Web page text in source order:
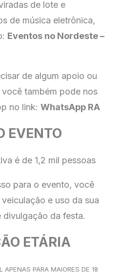
de lote e
de música eletrônica,
Eventos no Nordeste –
de algum apoio ou
também pode nos
no link: WhatsApp RA
EVENTO
é de 1,2 mil pessoas
para o evento, você
e uso da sua
divulgação da festa.
ETÁRIA
APENAS PARA MAIORES DE 18